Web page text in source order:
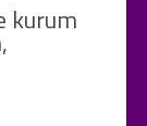
kurum